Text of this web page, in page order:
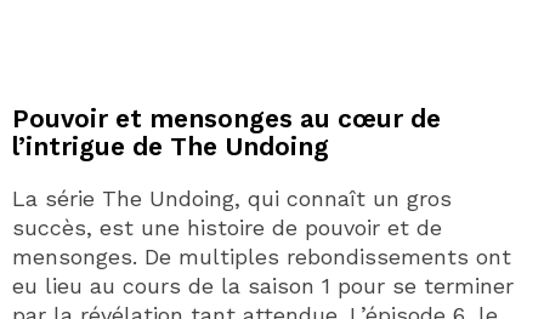
Pouvoir et mensonges au cœur de
l’intrigue de The Undoing
La série The Undoing, qui connaît un gros
succès, est une histoire de pouvoir et de
mensonges. De multiples rebondissements ont
eu lieu au cours de la saison 1 pour se terminer